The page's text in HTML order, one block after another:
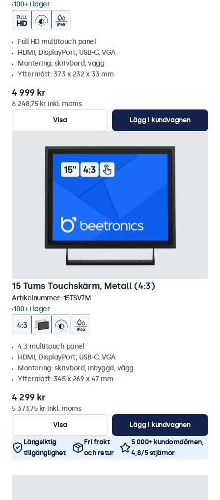
100+ i lager
Full HD multitouch panel
HDMI, DisplayPort, USB-C, VGA
Montering: skrivbord, vägg
Yttermått: 373 x 232 x 33 mm
4 999 kr
6 248,75 kr inkl. moms
Visa
Lägg i kundvagnen
15 Tums Touchskärm, Metall (4:3)
Artikelnummer: 15TSV7M
100+ i lager
4:3 multitouch panel
HDMI, DisplayPort, USB-C, VGA
Montering: skrivbord, inbyggd, vägg
Yttermått: 345 x 269 x 47 mm
4 299 kr
5 373,75 kr inkl. moms
Visa
Lägg i kundvagnen
Långsiktig
tillgänglighet
Fri frakt
och retur
5 000+ kundomdömen,
4,8/5 stjärnor